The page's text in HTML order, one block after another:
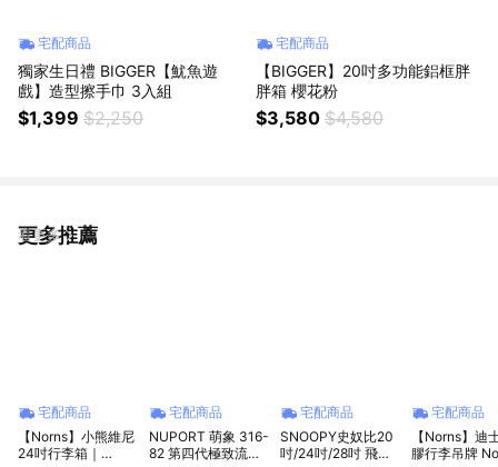
宅配商品
獨家生日禮 BIGGER【魷魚遊
戲】造型擦手巾 3入組
$1,399 $2,250
宅配商品
【BIGGER】20吋多功能鋁框胖
胖箱 櫻花粉
$3,580 $4,580
更多推薦
看更多
宅配商品
【Norns】小熊維尼
24吋行李箱｜
宅配商品
NUPORT 萌象 316-
82 第四代極致流體
宅配商品
SNOOPY史奴比20
吋/24吋/28吋 飛行
宅配商品
【Norns】迪
膠行李吊牌